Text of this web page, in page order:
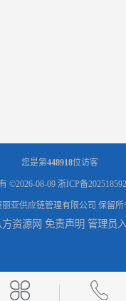
您是第448918位访客
©2026-08-09 浙ICP备
丽亚供应链管理有限公司 保留所
方资源网 免责声明 管理员